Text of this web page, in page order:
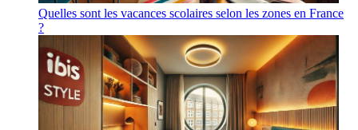
Quelles sont les vacances scolaires selon les zones en France
?